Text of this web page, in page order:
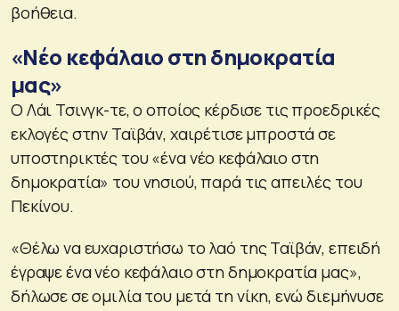
βοήθεια.
«Νέο κεφάλαιο στη δημοκρατία
μας»
Ο Λάι Τσινγκ-τε, ο οποίος κέρδισε τις προεδρικές
εκλογές στην Ταϊβάν, χαιρέτισε μπροστά σε
υποστηρικτές του «ένα νέο κεφάλαιο στη
δημοκρατία» του νησιού, παρά τις απειλές του
Πεκίνου.
«Θέλω να ευχαριστήσω το λαό της Ταϊβάν, επειδή
έγραψε ένα νέο κεφάλαιο στη δημοκρατία μας»,
δήλωσε σε ομιλία του μετά τη νίκη, ενώ διεμήνυσε